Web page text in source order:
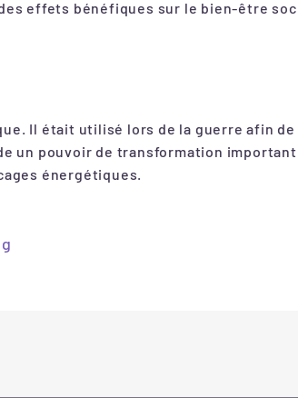
effets bénéfiques sur le bien-être
Il était utilisé lors de la guerre afin
un pouvoir de transformation important
énergétiques.